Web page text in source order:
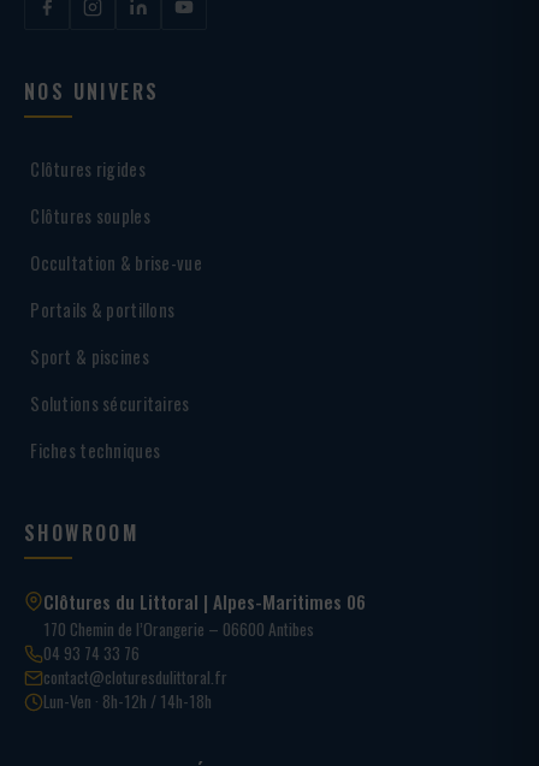
NOS UNIVERS
Clôtures rigides
Clôtures souples
Occultation & brise-vue
Portails & portillons
Sport & piscines
Solutions sécuritaires
Fiches techniques
SHOWROOM
Clôtures du Littoral | Alpes-Maritimes 06
170 Chemin de l’Orangerie – 06600 Antibes
04 93 74 33 76
contact@cloturesdulittoral.fr
Lun-Ven · 8h-12h / 14h-18h